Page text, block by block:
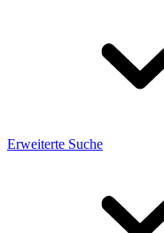
Erweiterte Suche